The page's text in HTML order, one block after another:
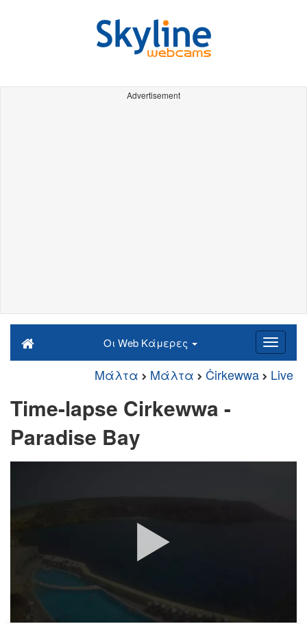
Advertisement
Οι Web Κάμερες
Μάλτα Μάλτα Ċirkewwa Live
Time-lapse Cirkewwa -
Paradise Bay